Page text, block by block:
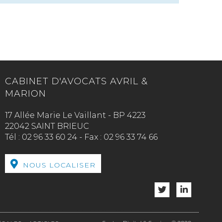
CABINET D'AVOCATS AVRIL &
MARION
17 Allée Marie Le Vaillant - BP 4223
22042 SAINT BRIEUC
Tél : 02 96 33 60 24 - Fax : 02 96 33 74 66
NOUS LOCALISER